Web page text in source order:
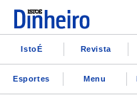
IstoÉ Revista
Esportes Menu